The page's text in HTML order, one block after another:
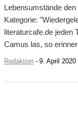
Lebensumstände
Kategorie:
literaturcafe.de jeden
Camus las, so
Redaktion - 9. April 2020